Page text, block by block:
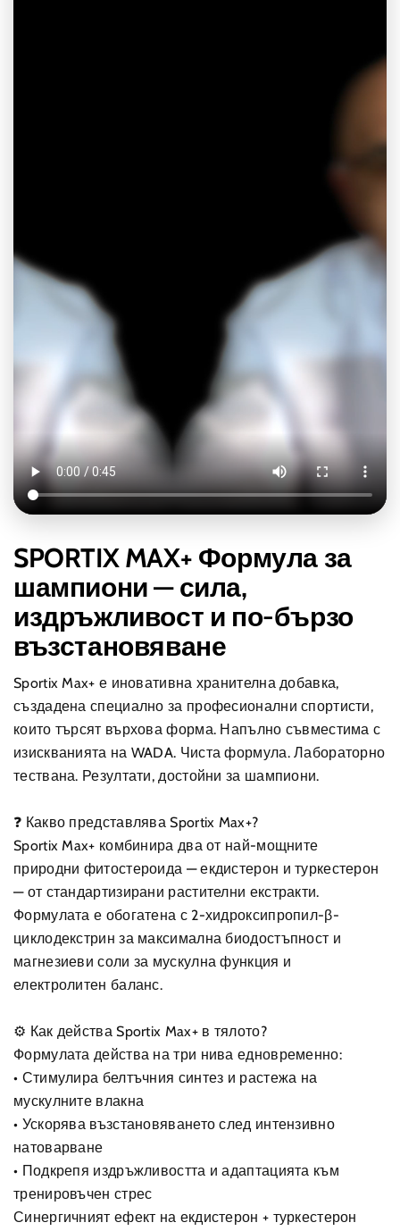
SPORTIX MAX+ Формула за
шампиони — сила,
издръжливост и по-бързо
възстановяване
Sportix Max+ е иновативна хранителна добавка,
създадена специално за професионални спортисти,
които търсят върхова форма. Напълно съвместима с
изискванията на WADA. Чиста формула. Лабораторно
тествана. Резултати, достойни за шампиони.
❓ Какво представлява Sportix Max+?
Sportix Max+ комбинира два от най-мощните
природни фитостероида — екдистерон и туркестерон
— от стандартизирани растителни екстракти.
Формулата е обогатена с 2-хидроксипропил-β-
циклодекстрин за максимална биодостъпност и
магнезиеви соли за мускулна функция и
електролитен баланс.
⚙️ Как действа Sportix Max+ в тялото?
Формулата действа на три нива едновременно:
• Стимулира белтъчния синтез и растежа на
мускулните влакна
• Ускорява възстановяването след интензивно
натоварване
• Подкрепя издръжливостта и адаптацията към
тренировъчен стрес
Синергичният ефект на екдистерон + туркестерон